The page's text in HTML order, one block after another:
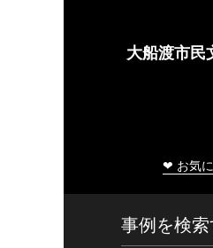
大船渡市民
❤ お気
事例を検索